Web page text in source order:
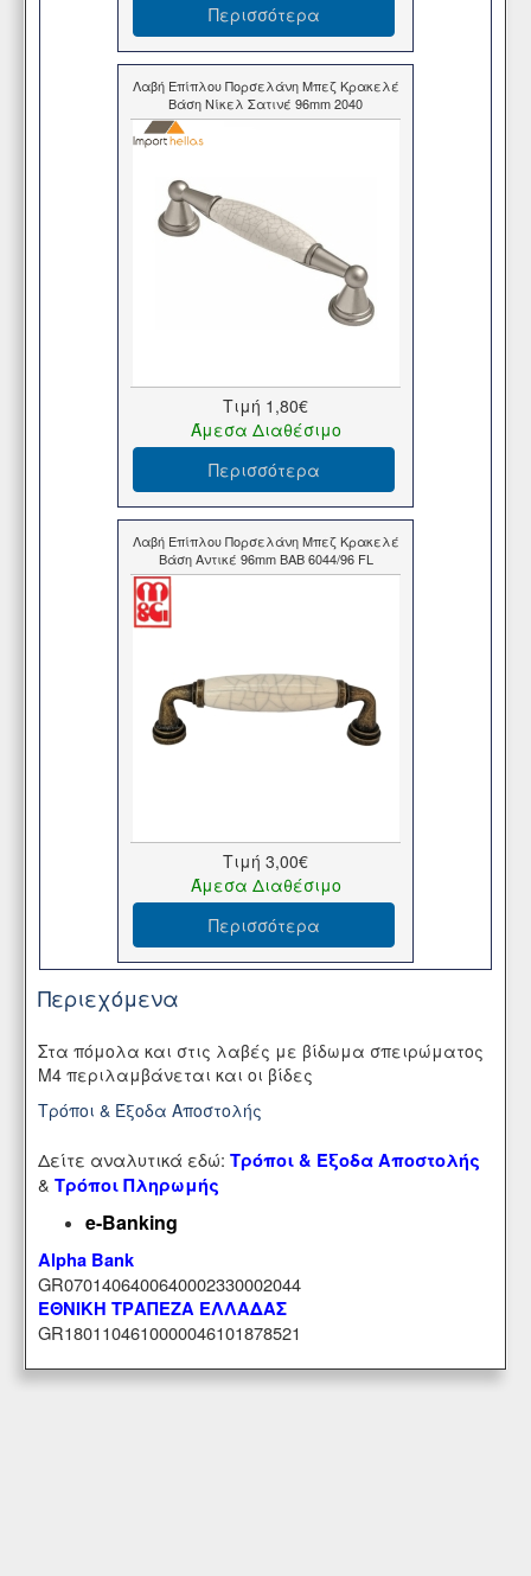
Περισσότερα
Λαβή Επίπλου Πορσελάνη Μπεζ Κρακελέ
Βάση Νίκελ Σατινέ 96mm 2040
Τιμή 1,80€
Άμεσα Διαθέσιμο
Περισσότερα
Λαβή Επίπλου Πορσελάνη Μπεζ Κρακελέ
Βάση Αντικέ 96mm BAB 6044/96 FL
Τιμή 3,00€
Άμεσα Διαθέσιμο
Περισσότερα
Περιεχόμενα
Στα πόμολα και στις λαβές με βίδωμα σπειρώματος
Μ4 περιλαμβάνεται και οι βίδες
Τρόποι & Έξοδα Αποστολής
Δείτε αναλυτικά εδώ: Τρόποι & Έξοδα Αποστολής
& Τρόποι Πληρωμής
e-Banking
Alpha Bank
GR0701406400640002330002044
ΕΘΝΙΚΗ ΤΡΑΠΕΖΑ ΕΛΛΑΔΑΣ
GR1801104610000046101878521